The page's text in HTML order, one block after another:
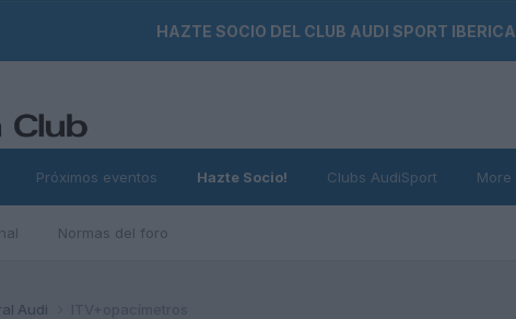
HAZTE SOCIO DEL CLUB AUDI SPORT IBERICA
Normas del foro
Próximos eventos Hazte Socio! Clubs AudiSport More
Audi